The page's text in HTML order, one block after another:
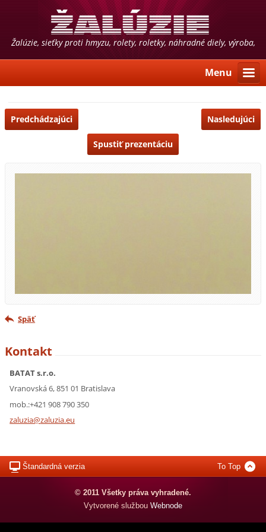
Žalúzie, sieťky proti hmyzu, rolety, roletky, náhradné diely, výroba,
Menu
Predchádzajúci Nasledujúci
Spustiť prezentáciu
Späť
Kontakt
BATAT s.r.o.
Vranovská 6, 851 01 Bratislava
mob.:+421 908 790 350
zaluzia@zaluzia.eu
Štandardná verzia To Top
© 2011 Všetky práva vyhradené.
Vytvorené službou Webnode